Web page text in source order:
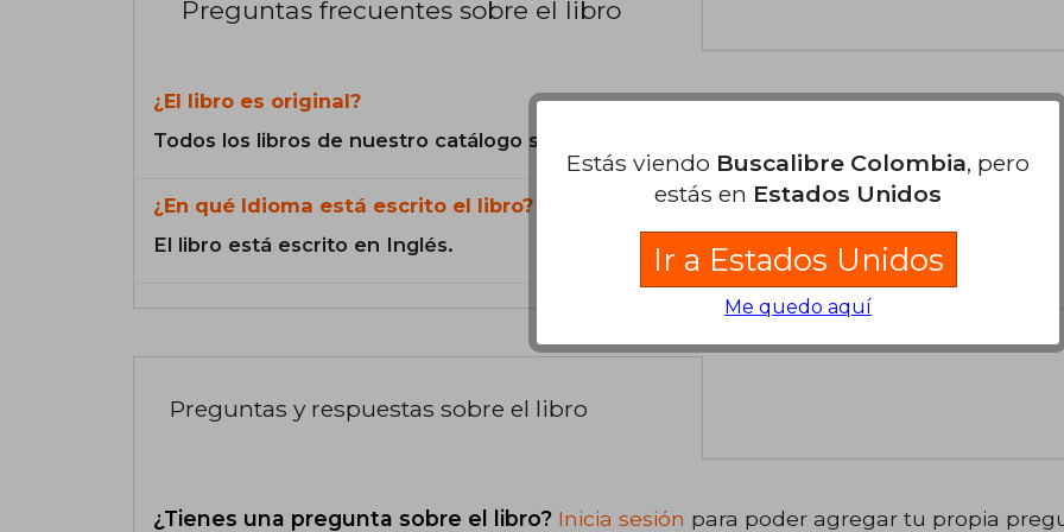
Preguntas frecuentes sobre el libro
¿El libro es original?
Todos los libros de nuestro catálogo son Originales.
¿En qué Idioma está escrito el libro?
El libro está escrito en Inglés.
Preguntas y respuestas sobre el libro
¿Tienes una pregunta sobre el libro? Inicia sesión para poder agregar tu propia
Estás viendo Buscalibre Colombia, pero
estás en Estados Unidos
Ir a Estados Unidos
Me quedo aquí